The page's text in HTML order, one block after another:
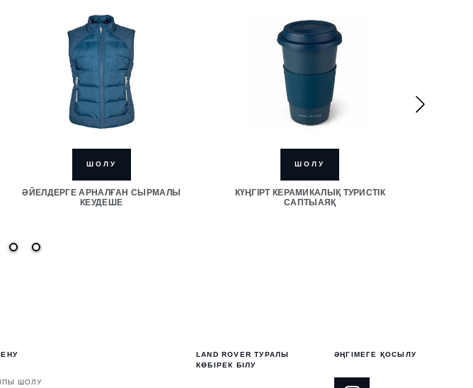
ШОЛУ
ӘЙЕЛДЕРГЕ АРНАЛҒАН СЫРМАЛЫ
КЕУДЕШЕ
ШОЛУ
КҮҢГІРТ КЕРАМИКАЛЫҚ ТУРИСТІК
САПТЫАЯҚ
ШОЛУ
LAND ROVER ТУРАЛЫ
КӨБІРЕК БІЛУ
ӘҢГІМЕГЕ ҚОСЫЛУ